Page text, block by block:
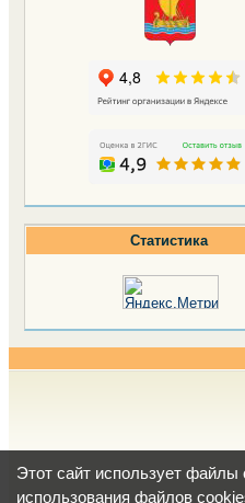
Статистика
Этот сайт использует
использования файлов